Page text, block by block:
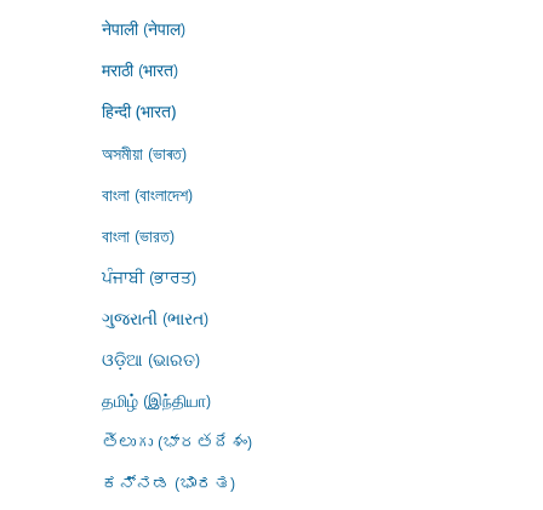
नेपाली (नेपाल)
मराठी (भारत)
हिन्दी (भारत)
অসমীয়া (ভাৰত)
বাংলা (বাংলাদেশ)
বাংলা (ভারত)
ਪੰਜਾਬੀ (ਭਾਰਤ)
ગુજરાતી (ભારત)
ଓଡ଼ିଆ (ଭାରତ)
தமிழ் (இந்தியா)
తెలుగు (భారతదేశం)
ಕನ್ನಡ (ಭಾರತ)